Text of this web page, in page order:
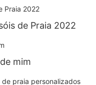
de Praia 2022
mim